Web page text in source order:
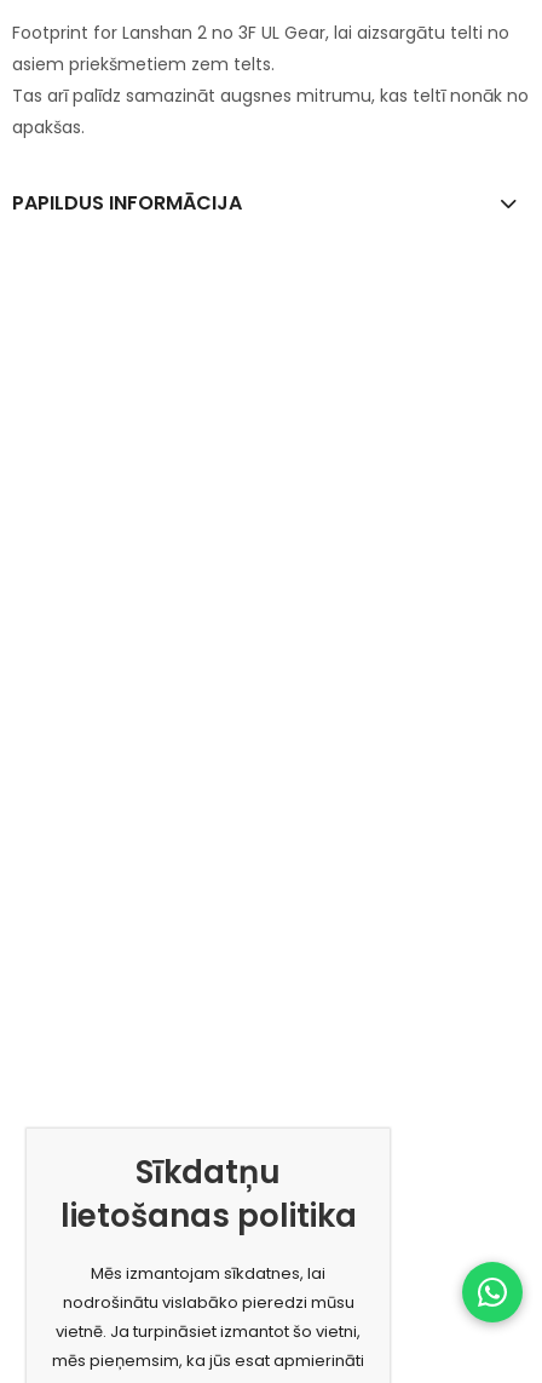
Footprint for Lanshan 2 no 3F UL Gear, lai aizsargātu telti no
asiem priekšmetiem zem telts.
Tas arī palīdz samazināt augsnes mitrumu, kas teltī nonāk no
apakšas.
PAPILDUS INFORMĀCIJA
Sīkdatņu
lietošanas politika
Mēs izmantojam sīkdatnes, lai
nodrošinātu vislabāko pieredzi mūsu
vietnē. Ja turpināsiet izmantot šo vietni,
mēs pieņemsim, ka jūs esat apmierināti